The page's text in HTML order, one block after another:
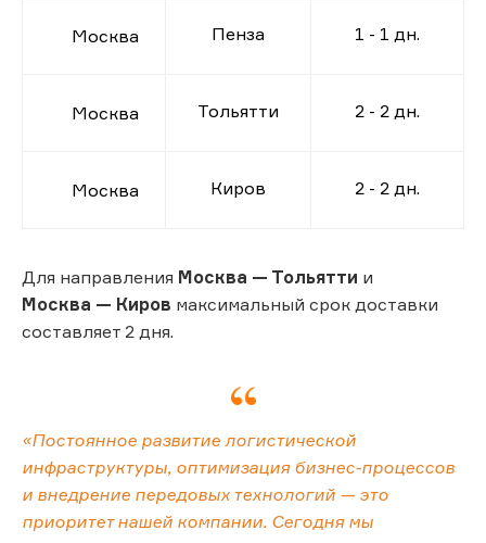
Москва Пенза 1 - 1 дн.
Москва Тольятти 2 - 2 дн.
Москва Киров 2 - 2 дн.
Для направления Москва — Тольятти и
Москва — Киров максимальный срок доставки
составляет 2 дня.
«Постоянное развитие логистической
инфраструктуры, оптимизация бизнес-процессов
и внедрение передовых технологий — это
приоритет нашей компании. Сегодня мы